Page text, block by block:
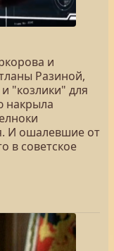
и
Разиной,
"козлики" для
накрыла
И ошалевшие от
в советское